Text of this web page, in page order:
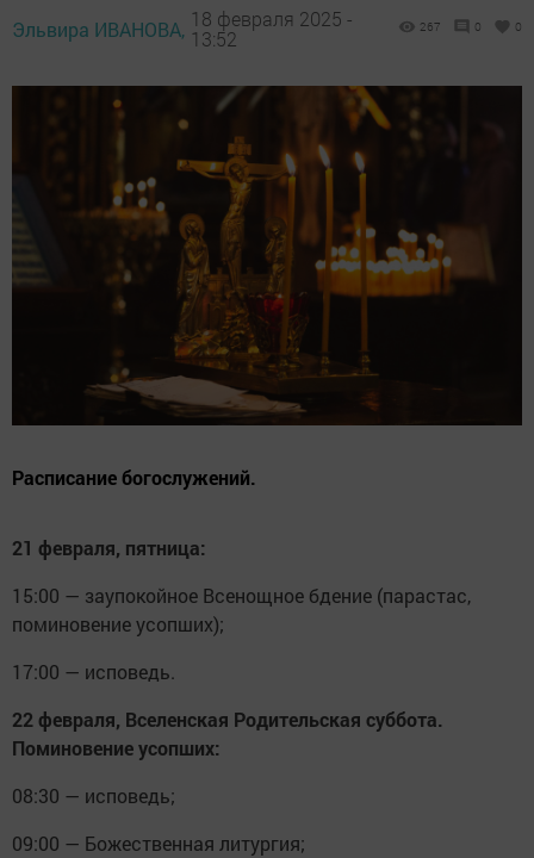
Эльвира ИВАНОВА, 18 февраля 2025 -
13:52
267 0 0
Расписание богослужений.
21 февраля, пятница:
15:00 — заупокойное Всенощное бдение (парастас,
поминовение усопших);
17:00 — исповедь.
22 февраля, Вселенская Родительская суббота.
Поминовение усопших:
08:30 — исповедь;
09:00 — Божественная литургия;